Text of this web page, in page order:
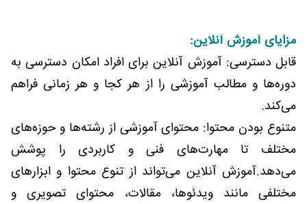
مزایای آموزش آنلاین:
قابل دسترسی: آموزش آنلاین برای افراد امکان دسترسی به
دوره‌ها و مطالب آموزشی را از هر کجا و هر زمانی فراهم
می‌کند.
متنوع بودن محتوا: محتوای آموزشی از رشته‌ها و حوزه‌های
مختلف تا مهارت‌های فنی و کاربردی را پوشش
می‌دهد.آموزش آنلاین می‌تواند از تنوع محتوا و ابزارهای
مختلفی مانند ویدئوها، مقالات، محتوای تصویری و